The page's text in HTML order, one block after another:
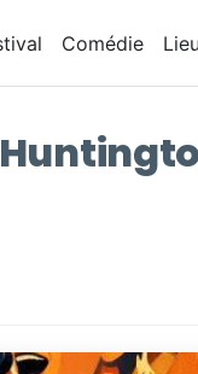
Comédie